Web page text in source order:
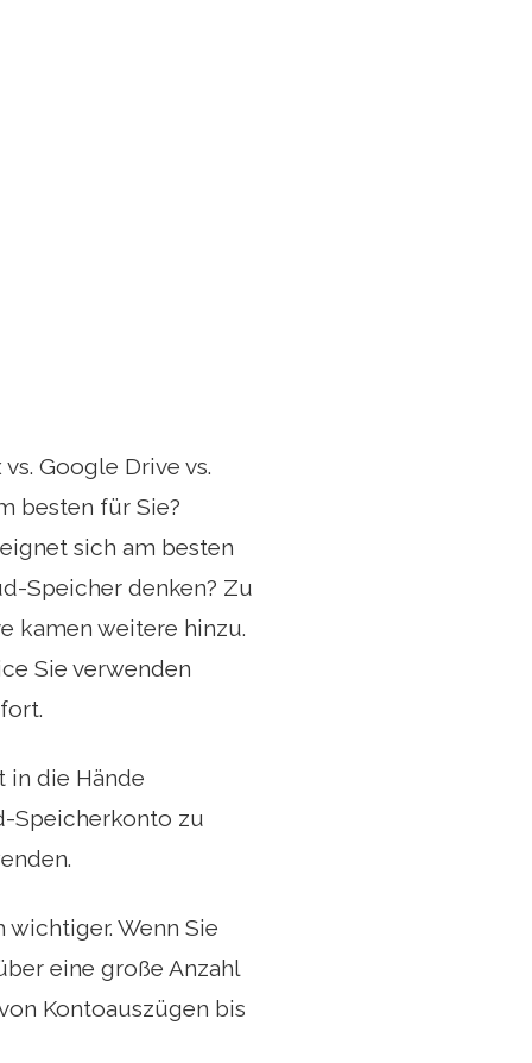
Google Drive vs.
besten für Sie?
sich am besten
Speicher denken? Zu
kamen weitere hinzu.
Sie verwenden
in die Hände
Speicherkonto zu
Wenn Sie
eine große Anzahl
Kontoauszügen bis